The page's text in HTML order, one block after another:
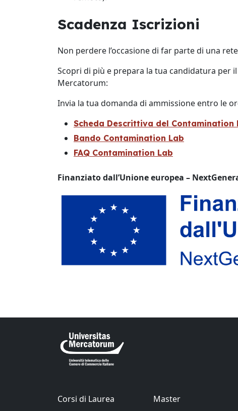
Scadenza Iscrizioni
Non perdere l’occasione di far parte di una
Scopri di più e prepara la tua candidatura per
Mercatorum:
Invia la tua domanda di ammissione entro le
Scheda Descrittiva del Contamination
Bando Contamination Lab
FAQ Contamination Lab
Finanziato dall’Unione europea –
Corsi di Laurea Master